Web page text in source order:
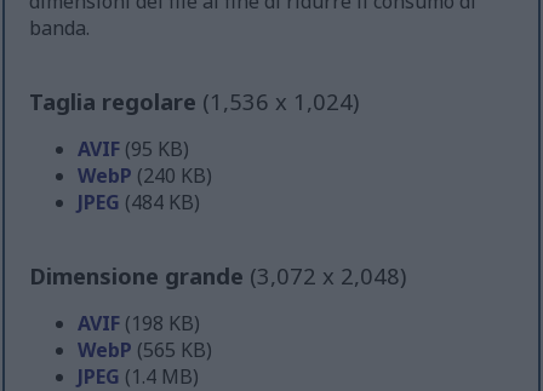
banda.
Taglia regolare (1,536 x 1,024)
AVIF (95 KB)
WebP (240 KB)
JPEG (484 KB)
Dimensione grande (3,072 x 2,048)
AVIF (198 KB)
WebP (565 KB)
JPEG (1.4 MB)